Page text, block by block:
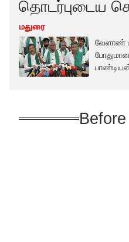
தொடர்புடைய
மதுரை
வேளாண்
பாண்டியன்